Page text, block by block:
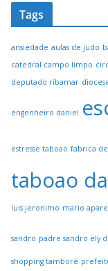
Tags
ansiedade aulas de judo
catedral campo limpo
deputado ribamar
engenheiro daniel
estresse taboao fabrica
taboao
luis jeronimo mario
sandro padre sandro ely
shopping tamboré